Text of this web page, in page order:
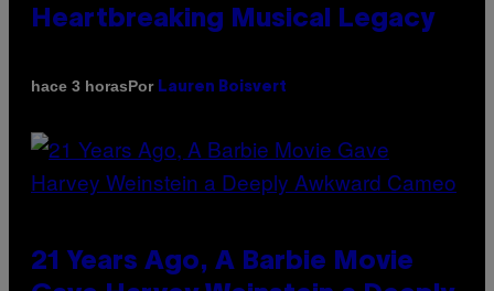
Heartbreaking Musical Legacy
hace 3 horasPor Lauren Boisvert
21 Years Ago, A Barbie Movie